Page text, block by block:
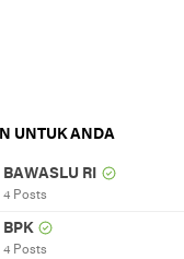
UNTUK ANDA
BAWASLU RI
4 Posts
BPK
4 Posts